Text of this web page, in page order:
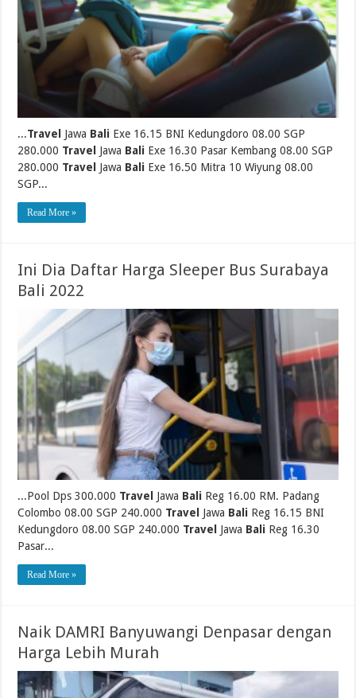
...Travel Jawa Bali Exe 16.15 BNI Kedungdoro 08.00 SGP
280.000 Travel Jawa Bali Exe 16.30 Pasar Kembang 08.00 SGP
280.000 Travel Jawa Bali Exe 16.50 Mitra 10 Wiyung 08.00
SGP...
Read More »
Ini Dia Daftar Harga Sleeper Bus Surabaya
Bali 2022
...Pool Dps 300.000 Travel Jawa Bali Reg 16.00 RM. Padang
Colombo 08.00 SGP 240.000 Travel Jawa Bali Reg 16.15 BNI
Kedungdoro 08.00 SGP 240.000 Travel Jawa Bali Reg 16.30
Pasar...
Read More »
Naik DAMRI Banyuwangi Denpasar dengan
Harga Lebih Murah